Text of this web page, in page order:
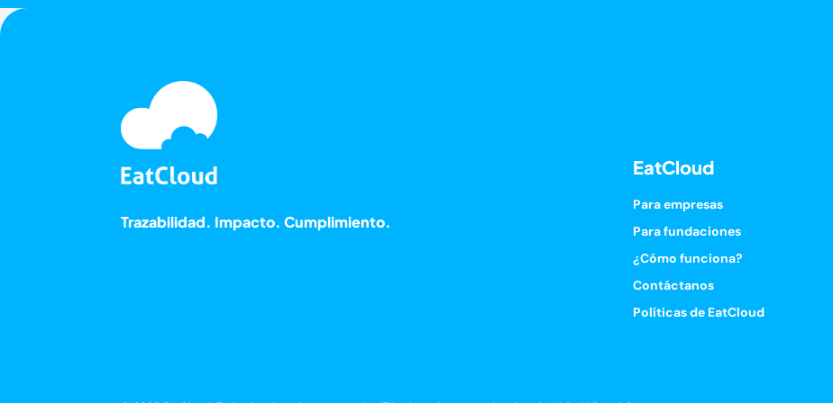
Trazabilidad. Impacto. Cumplimiento.
EatCloud
Para empresas
Para fundaciones
¿Cómo funciona?
Contáctanos
Políticas de EatCloud